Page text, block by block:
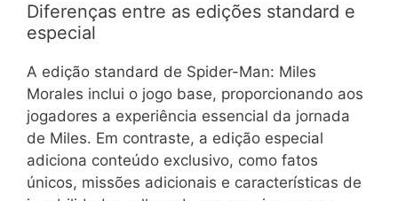
Diferenças entre as edições standard e
especial
A edição standard de Spider-Man: Miles
Morales inclui o jogo base, proporcionando aos
jogadores a experiência essencial da jornada
de Miles. Em contraste, a edição especial
adiciona conteúdo exclusivo, como fatos
únicos, missões adicionais e características de